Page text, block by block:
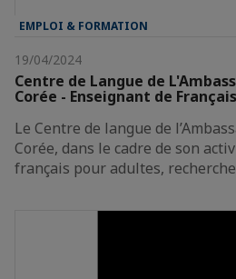
EMPLOI & FORMATION
19/04/2024
Centre de Langue de
Corée - Enseignant de
Le Centre de langue de
Corée, dans le cadre de son
français pour adultes,